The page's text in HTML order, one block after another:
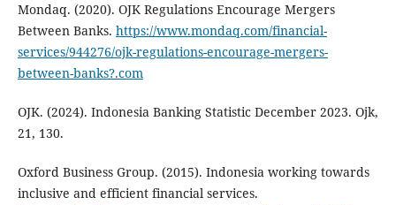
Mondaq. (2020). OJK Regulations Encourage Mergers
Between Banks. https://www.mondaq.com/financial-
services/944276/ojk-regulations-encourage-mergers-
between-banks?.com
OJK. (2024). Indonesia Banking Statistic December 2023. Ojk,
21, 130.
Oxford Business Group. (2015). Indonesia working towards
inclusive and efficient financial services.